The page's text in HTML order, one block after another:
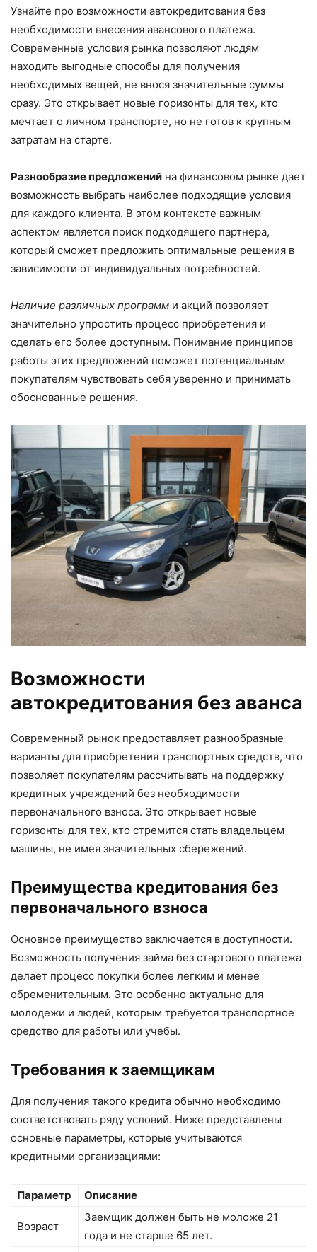
Узнайте про возможности автокредитования без
необходимости внесения авансового платежа.
Современные условия рынка позволяют людям
находить выгодные способы для получения
необходимых вещей, не внося значительные суммы
сразу. Это открывает новые горизонты для тех, кто
мечтает о личном транспорте, но не готов к крупным
затратам на старте.
Разнообразие предложений на финансовом рынке дает
возможность выбрать наиболее подходящие условия
для каждого клиента. В этом контексте важным
аспектом является поиск подходящего партнера,
который сможет предложить оптимальные решения в
зависимости от индивидуальных потребностей.
Наличие различных программ и акций позволяет
значительно упростить процесс приобретения и
сделать его более доступным. Понимание принципов
работы этих предложений поможет потенциальным
покупателям чувствовать себя уверенно и принимать
обоснованные решения.
Возможности
автокредитования без аванса
Современный рынок предоставляет разнообразные
варианты для приобретения транспортных средств, что
позволяет покупателям рассчитывать на поддержку
кредитных учреждений без необходимости
первоначального взноса. Это открывает новые
горизонты для тех, кто стремится стать владельцем
машины, не имея значительных сбережений.
Преимущества кредитования без
первоначального взноса
Основное преимущество заключается в доступности.
Возможность получения займа без стартового платежа
делает процесс покупки более легким и менее
обременительным. Это особенно актуально для
молодежи и людей, которым требуется транспортное
средство для работы или учебы.
Требования к заемщикам
Для получения такого кредита обычно необходимо
соответствовать ряду условий. Ниже представлены
основные параметры, которые учитываются
кредитными организациями:
Параметр Описание
Возраст
Заемщик должен быть не моложе 21
года и не старше 65 лет.